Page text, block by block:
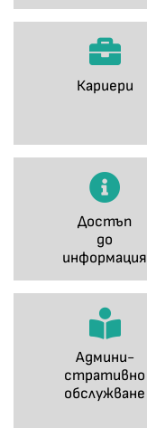
Кариери
Достъп
до
информация
Админи-
стративно
обслужване